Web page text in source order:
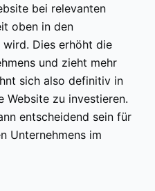
bei relevanten
oben in den
wird. Dies erhöht die
und zieht mehr
sich also definitiv in
Website zu investieren.
entscheidend sein für
Unternehmens im